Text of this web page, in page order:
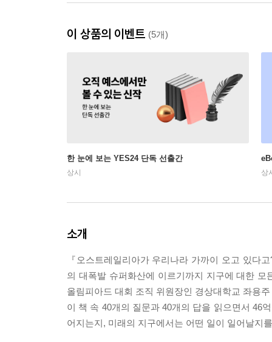
이 상품의 이벤트 (5개)
한 눈에 보는 YES24 단독 선출간
상시 상
소개
『오스트레일리아가 우리나라 가까이 오고 있다
의 대폭발 슈퍼화산에 이르기까지 지구에 대한
올림피아드 대회 조직 위원장인 경상대학교 좌용
이 책 속 40개의 질문과 40개의 답을 읽으면서 46
어지는지, 미래의 지구에서는 어떤 일이 일어날지